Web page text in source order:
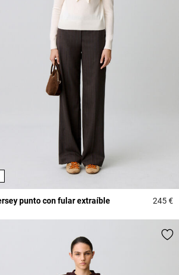
of 5 Customer Rating
punto con fular extraíble 245 €5